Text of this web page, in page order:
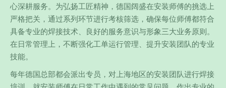
心深耕服务。为弘扬工匠精神，德国阔盛在安装师傅的挑选上
严格把关，通过系列环节进行考核筛选，确保每位师傅都符合
具备专业的焊接技术、良好的服务意识与形象三大业务原则。
在日常管理上，不断强化工单运行管理、提升安装团队的专业
技能。
每年德国总部都会派出专员，对上海地区的安装团队进行焊接